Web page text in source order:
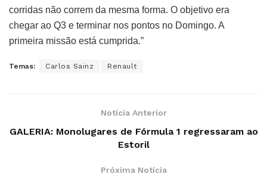
corridas não correm da mesma forma. O objetivo era
chegar ao Q3 e terminar nos pontos no Domingo. A
primeira missão está cumprida.”
Temas: Carlos Sainz Renault
Notícia Anterior
GALERIA: Monolugares de Fórmula 1 regressaram ao
Estoril
Próxima Notícia